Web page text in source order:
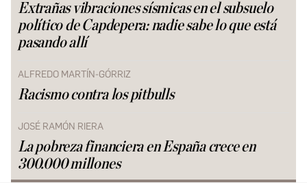
Extrañas vibraciones sísmicas en el subsuelo
político de Capdepera: nadie sabe lo que está
pasando allí
ALFREDO MARTÍN-GÓRRIZ
Racismo contra los pitbulls
JOSÉ RAMÓN RIERA
La pobreza financiera en España crece en
300.000 millones